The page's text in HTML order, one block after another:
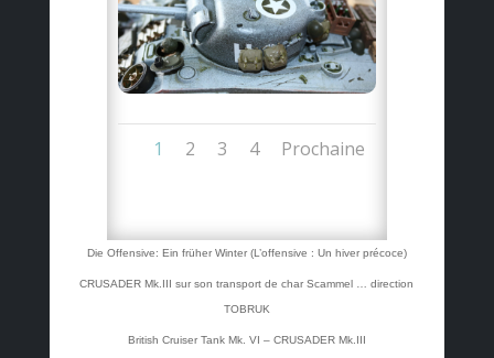
1 2 3 4 Prochaine
Die Offensive: Ein früher Winter (L’offensive : Un hiver précoce)
CRUSADER Mk.III sur son transport de char Scammel … direction
TOBRUK
British Cruiser Tank Mk. VI – CRUSADER Mk.III